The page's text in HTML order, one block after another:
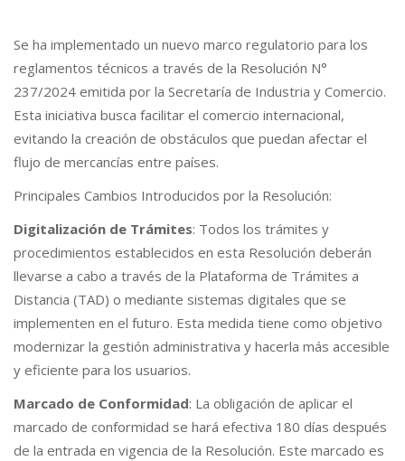
Se ha implementado un nuevo marco regulatorio para los
reglamentos técnicos a través de la Resolución N°
237/2024 emitida por la Secretaría de Industria y Comercio.
Esta iniciativa busca facilitar el comercio internacional,
evitando la creación de obstáculos que puedan afectar el
flujo de mercancías entre países.
Principales Cambios Introducidos por la Resolución:
Digitalización de Trámites: Todos los trámites y
procedimientos establecidos en esta Resolución deberán
llevarse a cabo a través de la Plataforma de Trámites a
Distancia (TAD) o mediante sistemas digitales que se
implementen en el futuro. Esta medida tiene como objetivo
modernizar la gestión administrativa y hacerla más accesible
y eficiente para los usuarios.
Marcado de Conformidad: La obligación de aplicar el
marcado de conformidad se hará efectiva 180 días después
de la entrada en vigencia de la Resolución. Este marcado es